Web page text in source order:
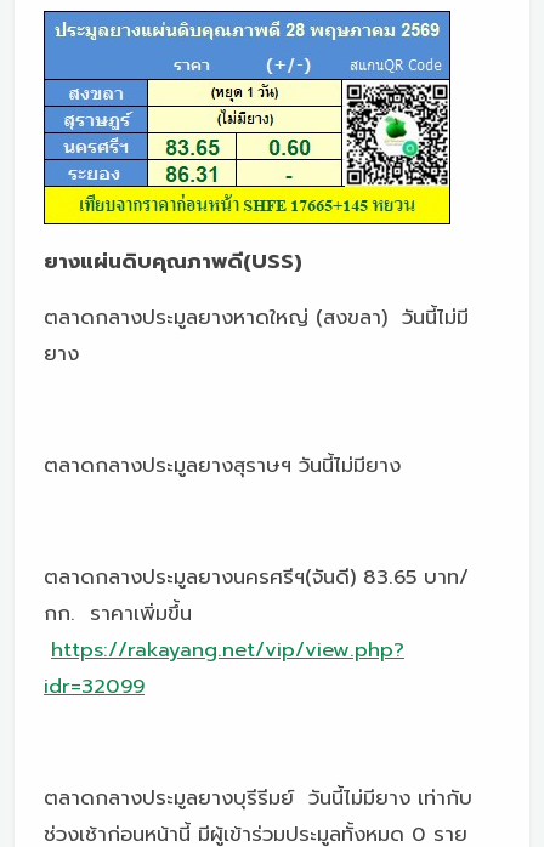
ยางแผ่นดิบคุณภาพดี(USS)
ตลาดกลางประมูลยางหาดใหญ่ (สงขลา) วันนี้ไม่มี
ยาง
ตลาดกลางประมูลยางสุราษฯ วันนี้ไม่มียาง
ตลาดกลางประมูลยางนครศรีฯ(จันดี) 83.65 บาท/
กก. ราคาเพิ่มขึ้น
https://rakayang.net/vip/view.php?
idr=32099
ตลาดกลางประมูลยางบุรีรีมย์ วันนี้ไม่มียาง เท่ากับ
ช่วงเช้าก่อนหน้านี้ มีผู้เข้าร่วมประมูลทั้งหมด 0 ราย